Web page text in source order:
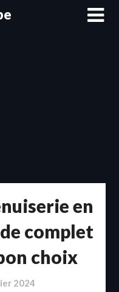
en
complet
choix
2024